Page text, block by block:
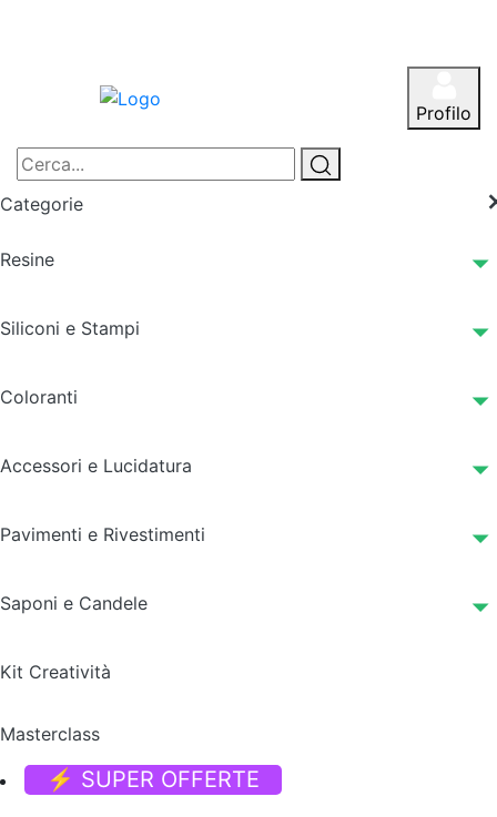
Profilo
Categorie
Resine
Siliconi e Stampi
Coloranti
Accessori e Lucidatura
Pavimenti e Rivestimenti
Saponi e Candele
Kit Creatività
Masterclass
⚡ SUPER OFFERTE